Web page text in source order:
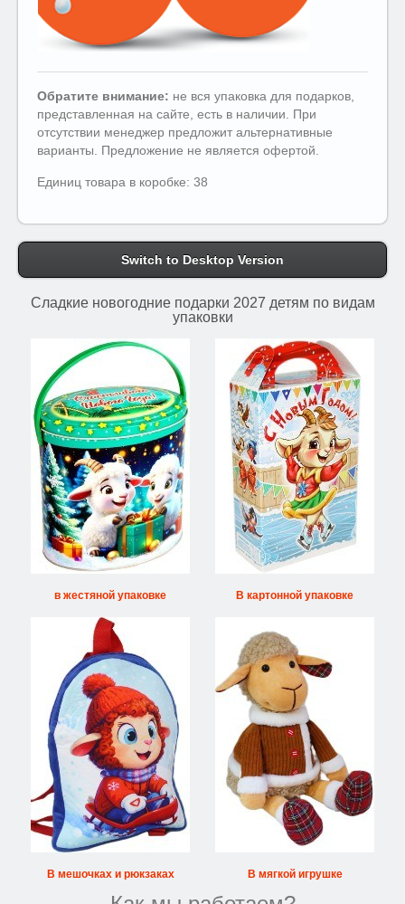
Обратите внимание: не вся упаковка для подарков,
представленная на сайте, есть в наличии. При
отсутствии менеджер предложит альтернативные
варианты. Предложение не является офертой.
Единиц товара в коробке: 38
Switch to Desktop Version
Сладкие новогодние подарки 2027 детям по видам
упаковки
в жестяной упаковке В картонной упаковке
В мешочках и рюкзаках В мягкой игрушке